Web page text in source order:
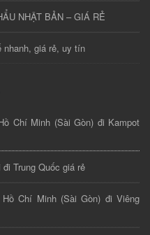
NHẬT BẢN – GIÁ RẺ
nhanh, giá rẻ, uy tín
Chí Minh (Sài Gòn) đi Kampot
Trung Quốc giá rẻ
Chí Minh (Sài Gòn) đi Viêng